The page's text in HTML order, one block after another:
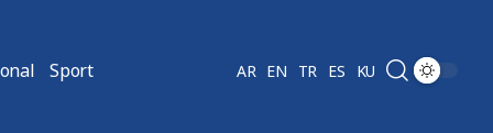
Sport AR EN TR ES KU